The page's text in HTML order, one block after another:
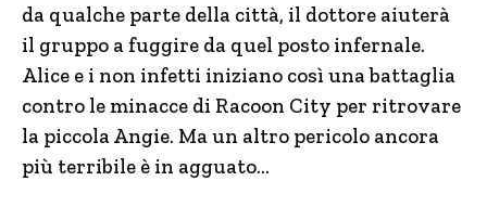
da qualche parte della città, il dottore aiuterà
il gruppo a fuggire da quel posto infernale.
Alice e i non infetti iniziano così una battaglia
contro le minacce di Racoon City per ritrovare
la piccola Angie. Ma un altro pericolo ancora
più terribile è in agguato…